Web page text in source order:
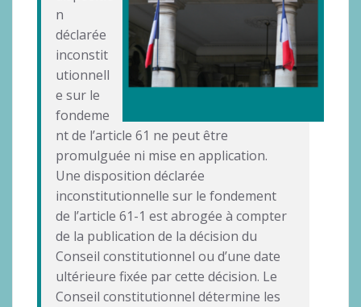
n
déclarée
inconstit
utionnell
e sur le
fondeme
nt de l’article 61 ne peut être
promulguée ni mise en application.
Une disposition déclarée
inconstitutionnelle sur le fondement
de l’article 61-1 est abrogée à compter
de la publication de la décision du
Conseil constitutionnel ou d’une date
ultérieure fixée par cette décision. Le
Conseil constitutionnel détermine les